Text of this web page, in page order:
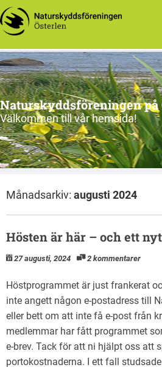
Naturskyddsföreningen på
Välkommen till vår hemsida!
Månadsarkiv: augusti 2024
Hösten är här – och ett
27 augusti, 2024 2 kommentarer
Höstprogrammet är just frankerat
inte angett någon e-postadress till
eller bett om att inte få e-post från
medlemmar har fått programmet
e-brev. Tack för att ni hjälpt oss att
portokostnaderna. I ett fall